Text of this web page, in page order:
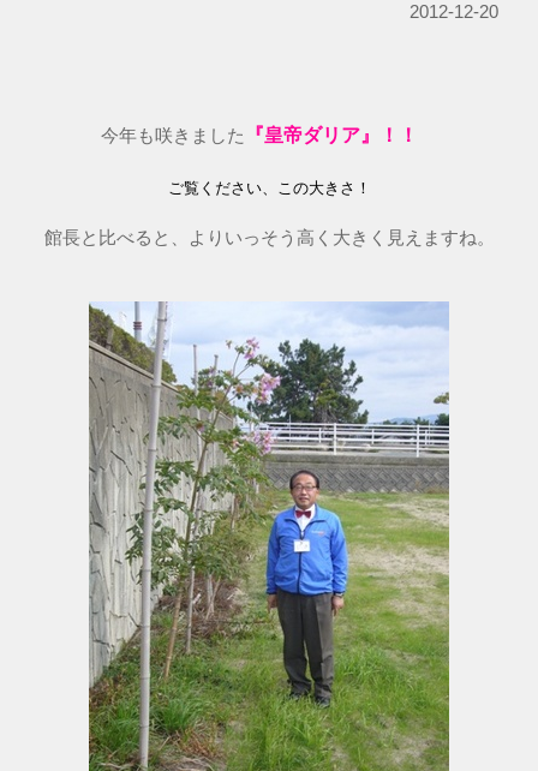
2012-12-20
今年も咲きました 『皇帝ダリア』！！
ご覧ください、この大きさ！
館長と比べると、よりいっそう高く大きく見えますね。